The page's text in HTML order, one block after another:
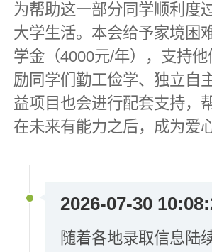
为帮助这一部分同学顺利度
大学生活。本会给予家境困
学金（4000元/年），支持
励同学们勤工俭学、独立自
益项目也会进行配套支持，
在未来有能力之后，成为爱
2026-07-30
随着各地录取信息陆